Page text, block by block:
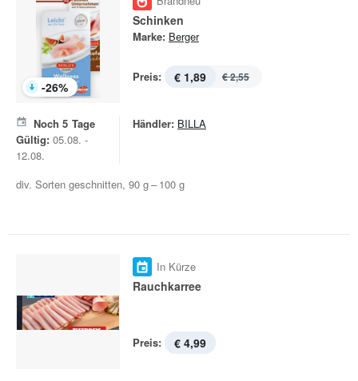
-26%
Schinken
Marke: Berger
Preis: € 1,89 € 2,55
Noch 5 Tage
Gültig: 05.08. -
12.08.
Händler: BILLA
div. Sorten geschnitten, 90 g – 100 g
In Kürze
Rauchkarree
Preis: € 4,99